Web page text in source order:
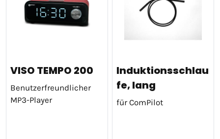
VISO TEMPO 200
Benutzerfreundlicher
MP3-Player
Induktionsschlau
fe, lang
für ComPilot